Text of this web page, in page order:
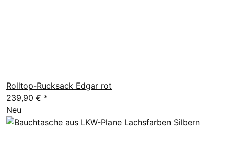
Rolltop-Rucksack Edgar rot
239,90 € *
Neu